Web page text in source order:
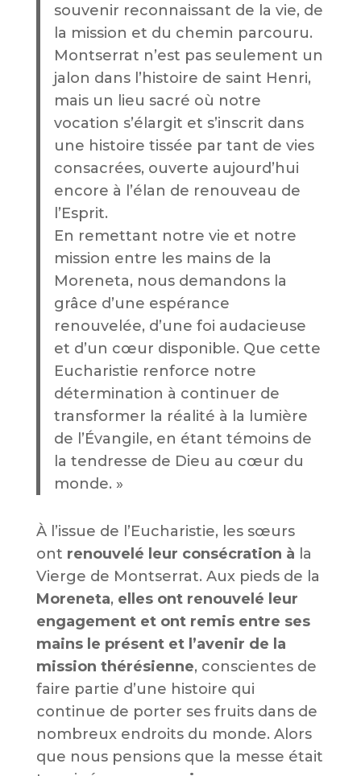
souvenir reconnaissant de la vie, de
la mission et du chemin parcouru.
Montserrat n’est pas seulement un
jalon dans l’histoire de saint Henri,
mais un lieu sacré où notre
vocation s’élargit et s’inscrit dans
une histoire tissée par tant de vies
consacrées, ouverte aujourd’hui
encore à l’élan de renouveau de
l’Esprit.
En remettant notre vie et notre
mission entre les mains de la
Moreneta, nous demandons la
grâce d’une espérance
renouvelée, d’une foi audacieuse
et d’un cœur disponible. Que cette
Eucharistie renforce notre
détermination à continuer de
transformer la réalité à la lumière
de l’Évangile, en étant témoins de
la tendresse de Dieu au cœur du
monde. »
À l’issue de l’Eucharistie, les sœurs
ont renouvelé leur consécration à la
Vierge de Montserrat. Aux pieds de la
Moreneta, elles ont renouvelé leur
engagement et ont remis entre ses
mains le présent et l’avenir de la
mission thérésienne, conscientes de
faire partie d’une histoire qui
continue de porter ses fruits dans de
nombreux endroits du monde. Alors
que nous pensions que la messe était